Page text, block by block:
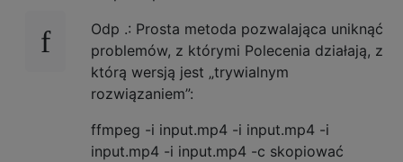
Odp .: Prosta metoda pozwalająca uniknąć
problemów, z którymi Polecenia działają, z
którą wersją jest „trywialnym
rozwiązaniem”:
ffmpeg -i input.mp4 -i input.mp4 -i
input.mp4 -i input.mp4 -c skopiować